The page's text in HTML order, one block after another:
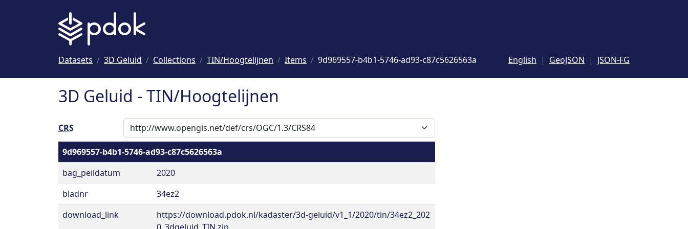
Datasets 3D Geluid Collections TIN/Hoogtelijnen Items 9d969557-b4b1-5746-ad93-c87c5626563a English GeoJSON JSON-FG
3D Geluid - TIN/Hoogtelijnen
CRS
9d969557-b4b1-5746-ad93-c87c5626563a
bag_peildatum
2020
bladnr
34ez2
download_link
https://download.pdok.nl/kadaster/3d-geluid/v1_1/2020/tin/34ez2_202